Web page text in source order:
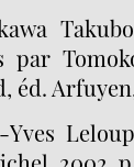
par
éd.
Yves